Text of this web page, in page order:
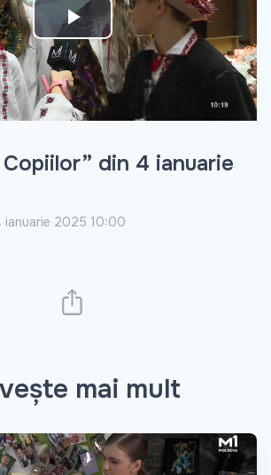
Play
Video
Copiilor” din 4 ianuarie
ianuarie 2025 10:00
mai mult